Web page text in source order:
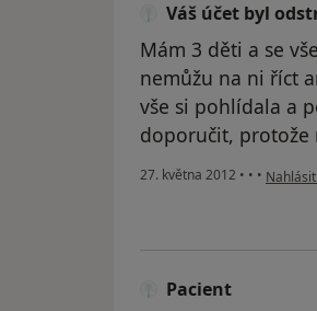
Váš účet byl
Mám 3 děti a se
nemůžu na ni říct
vše si pohlídala a
doporučit, protože
27. května 2012 • • • podle
Pacient